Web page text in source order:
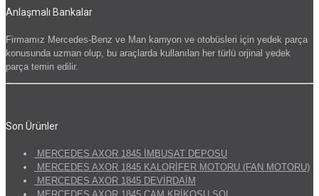
Anlaşmalı Bankalar
Firmamız Mercedes-Benz ve Man kamyon ve otobüsleri için yedek parça
konusunda uzman olup, bu araçlarda kullanılan her türlü orjinal yedek
parça temin edilir.
Son Ürünler
MERCEDES AXOR 1845 İMBUSAT DEPOSU
MERCEDES AXOR 1845 KALORİFER MOTORU (FAN MOTORU)
MERCEDES AXOR 1845 DEVİRDAİM